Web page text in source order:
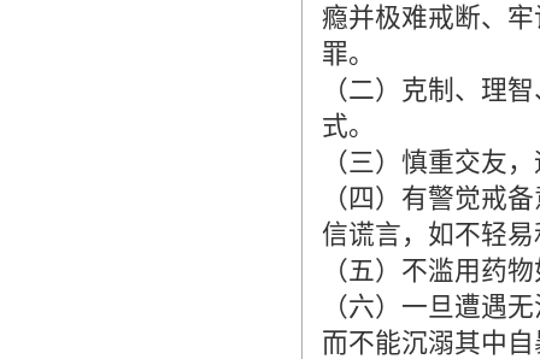
瘾并极难戒断、
罪。
（二）克制、理
式。
（三）慎重交友
（四）有警觉戒
信谎言，如不轻
（五）不滥用药
（六）一旦遭遇
而不能沉溺其中